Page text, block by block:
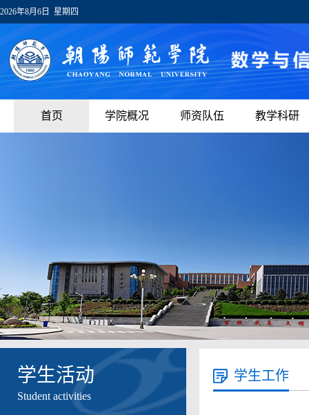
2026年8月6日 星期四
首页 学院概况 师资队伍 教学科研
学生活动
Student activities
学生工作